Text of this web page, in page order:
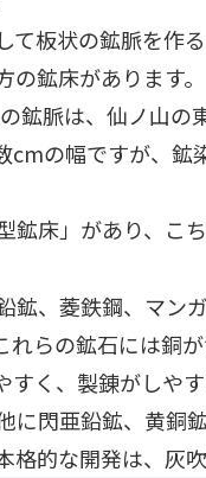
て板状の鉱脈を
鉱床があります。
鉱脈は、仙ノ山
の幅ですが、
床」があり、こ
鉱、菱鉄鋼、マ
らの鉱石には銅
く、製錬がしや
閃亜鉛鉱、黄
的な開発は、灰